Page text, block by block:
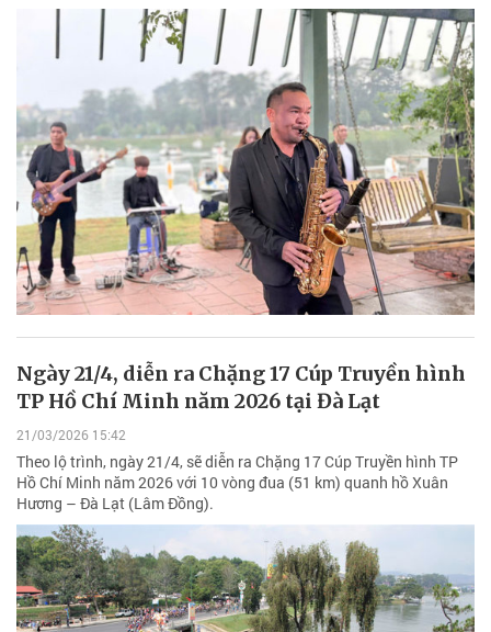
Ngày 21/4, diễn ra Chặng 17 Cúp Truyền hình
TP Hồ Chí Minh năm 2026 tại Đà Lạt
21/03/2026 15:42
Theo lộ trình, ngày 21/4, sẽ diễn ra Chặng 17 Cúp Truyền hình TP
Hồ Chí Minh năm 2026 với 10 vòng đua (51 km) quanh hồ Xuân
Hương – Đà Lạt (Lâm Đồng).